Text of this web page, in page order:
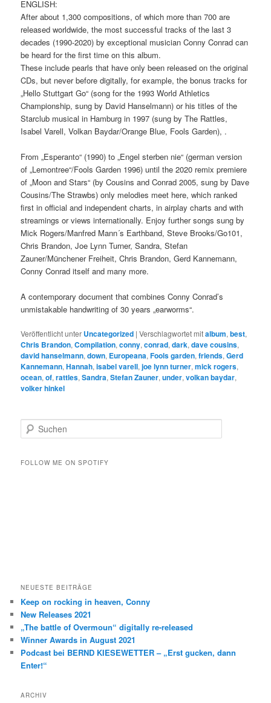
ENGLISH:
After about 1,300 compositions, of which more than 700 are
released worldwide, the most successful tracks of the last 3
decades (1990-2020) by exceptional musician Conny Conrad can
be heard for the first time on this album.
These include pearls that have only been released on the original
CDs, but never before digitally, for example, the bonus tracks for
„Hello Stuttgart Go“ (song for the 1993 World Athletics
Championship, sung by David Hanselmann) or his titles of the
Starclub musical in Hamburg in 1997 (sung by The Rattles,
Isabel Varell, Volkan Baydar/Orange Blue, Fools Garden), .
From „Esperanto“ (1990) to „Engel sterben nie“ (german version
of „Lemontree“/Fools Garden 1996) until the 2020 remix premiere
of „Moon and Stars“ (by Cousins and Conrad 2005, sung by Dave
Cousins/The Strawbs) only melodies meet here, which ranked
first in official and independent charts, in airplay charts and with
streamings or views internationally. Enjoy further songs sung by
Mick Rogers/Manfred Mann´s Earthband, Steve Brooks/Go101,
Chris Brandon, Joe Lynn Turner, Sandra, Stefan
Zauner/Münchener Freiheit, Chris Brandon, Gerd Kannemann,
Conny Conrad itself and many more.
A contemporary document that combines Conny Conrad’s
unmistakable handwriting of 30 years „earworms“.
Veröffentlicht unter Uncategorized |Verschlagwortet mitalbum,best,
Chris Brandon,Compilation,conny,conrad,dark,dave cousins,
david hanselmann,down, Europeana,Fools garden,friends,Gerd
Kannemann,Hannah,isabel varell,joe lynn turner,mick rogers,
ocean,of,rattles,Sandra,Stefan Zauner,under,volkan baydar,
volker hinkel
u
h
FOLLOW ME ON SPOTIFY
NEUESTE BEITRÄGE
Keep on rocking in heaven, Conny
New Releases 2021
„The battle of Overmoun“ digitally re-released
Winner Awards in August 2021
Podcast bei BERND KIESEWETTER – „Erst gucken, dann
Enter!“
ARCHIV